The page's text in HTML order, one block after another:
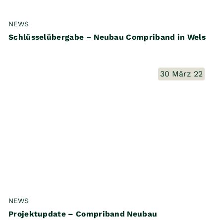
NEWS
Schlüsselübergabe – Neubau Compriband in Wels
30 März 22
NEWS
Projektupdate – Compriband Neubau